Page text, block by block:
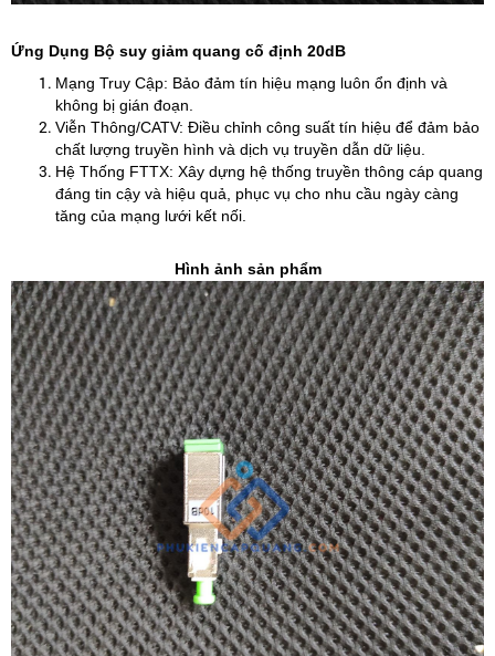
Ứng Dụng Bộ suy giảm quang cố định 20dB
Mạng Truy Cập: Bảo đảm tín hiệu mạng luôn ổn định và
không bị gián đoạn.
Viễn Thông/CATV: Điều chỉnh công suất tín hiệu để đảm bảo
chất lượng truyền hình và dịch vụ truyền dẫn dữ liệu.
Hệ Thống FTTX: Xây dựng hệ thống truyền thông cáp quang
đáng tin cậy và hiệu quả, phục vụ cho nhu cầu ngày càng
tăng của mạng lưới kết nối.
Hình ảnh sản phẩm